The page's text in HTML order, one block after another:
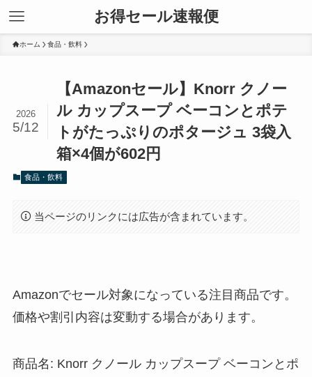
お得セール速報便
ホーム 食品・飲料
【Amazonセール】Knorr クノー
ル カップスープ ベーコンとポテ
トがたっぷりのポタージュ 3袋入
箱×4個が602円
2026
5/12
食品・飲料
当ページのリンクには広告が含まれています。
Amazonでセール対象になっている注目商品です。
価格や割引内容は変動する場合があります。
商品名: Knorr クノール カップスープ ベーコンとポ